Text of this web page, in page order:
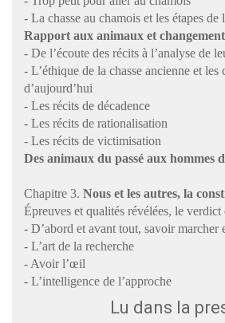
- La chasse au chamois et les étapes de
Rapport aux animaux et
- De l’écoute des récits à l’analyse de
- L’éthique de la chasse ancienne et les
d’aujourd’hui
- Les récits de décadence
- Les récits de rationalisation
- Les récits de victimisation
Des animaux du passé aux hommes
Chapitre 3. Nous et les autres, la
Épreuves et qualités révélées, le verdict
- D’abord et avant tout, savoir marcher
- L’art de la recherche
- Avoir l’œil
- L’intelligence de l’approche
Lu dans la